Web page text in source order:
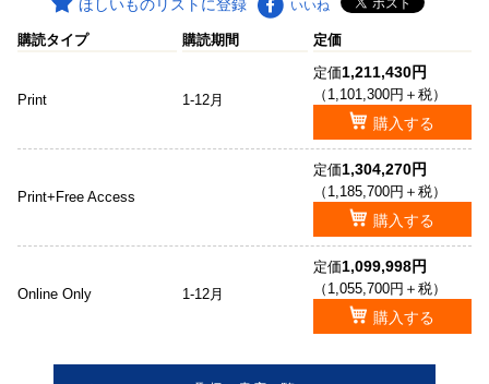
ほしいものリストに登録 いいね
購読タイプ 購読期間 定価
Print 1-12月
定価1,211,430円
（1,101,300円＋税）
購入する
Print+Free Access
定価1,304,270円
（1,185,700円＋税）
購入する
Online Only 1-12月
定価1,099,998円
（1,055,700円＋税）
購入する